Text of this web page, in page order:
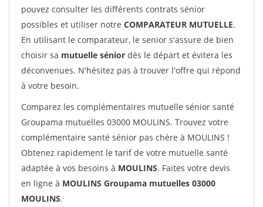
pouvez consulter les différents contrats sénior
possibles et utiliser notre COMPARATEUR MUTUELLE.
En utilisant le comparateur, le senior s'assure de bien
choisir sa mutuelle sénior dès le départ et évitera les
déconvenues. N'hésitez pas à trouver l'offre qui répond
à votre besoin.
Comparez les complémentaires mutuelle sénior santé
Groupama mutuelles 03000 MOULINS. Trouvez votre
complémentaire santé sénior pas chère à MOULINS !
Obtenez rapidement le tarif de votre mutuelle santé
adaptée à vos besoins à MOULINS. Faites votre devis
en ligne à MOULINS Groupama mutuelles 03000
MOULINS.